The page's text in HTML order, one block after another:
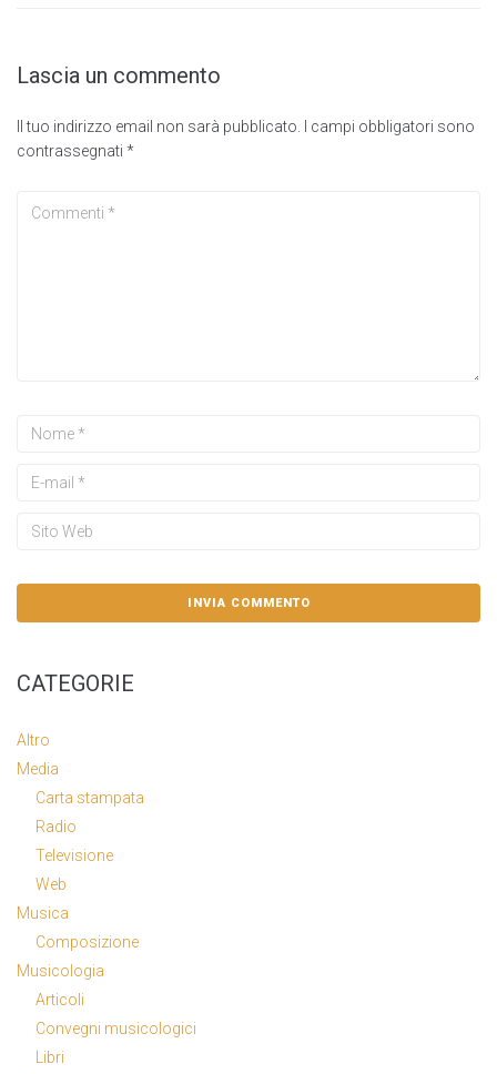
Lascia un commento
Il tuo indirizzo email non sarà pubblicato.
I campi obbligatori sono
contrassegnati *
CATEGORIE
Altro
Media
Carta stampata
Radio
Televisione
Web
Musica
Composizione
Musicologia
Articoli
Convegni musicologici
Libri